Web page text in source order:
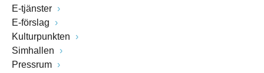
E-tjänster
E-förslag
Kulturpunkten
Simhallen
Pressrum